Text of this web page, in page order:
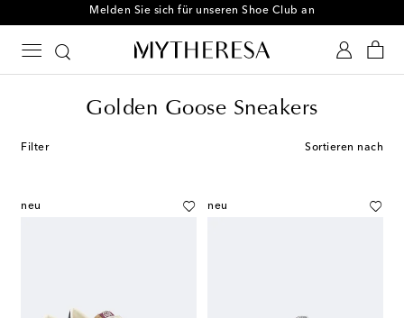
Melden Sie sich für unseren Shoe Club an
Golden Goose Sneakers
Filter Sortieren nach
neu neu